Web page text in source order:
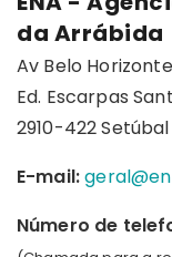
da Arrábida
Av Belo
Ed. Escarpas
2910-422
E-mail:
Número de